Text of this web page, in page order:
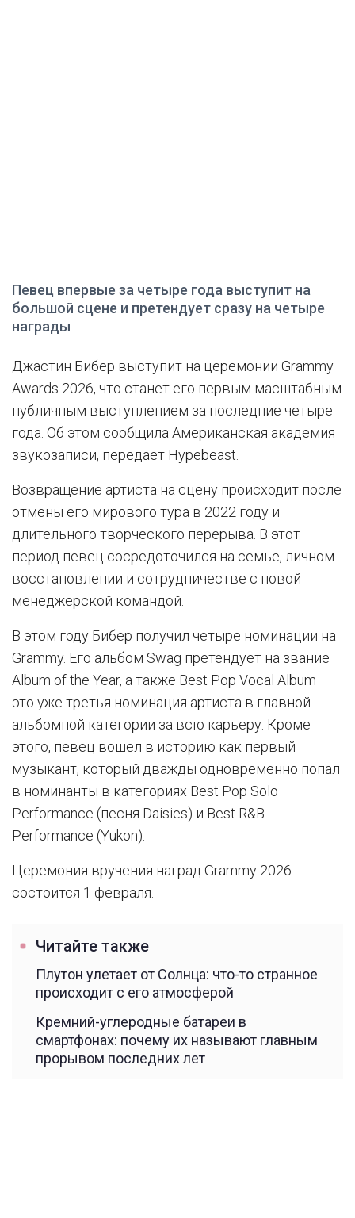
Певец впервые за четыре года выступит на
большой сцене и претендует сразу на четыре
награды
Джастин Бибер выступит на церемонии Grammy
Awards 2026, что станет его первым масштабным
публичным выступлением за последние четыре
года. Об этом сообщила Американская академия
звукозаписи, передает Hypebeast.
Возвращение артиста на сцену происходит после
отмены его мирового тура в 2022 году и
длительного творческого перерыва. В этот
период певец сосредоточился на семье, личном
восстановлении и сотрудничестве с новой
менеджерской командой.
В этом году Бибер получил четыре номинации на
Grammy. Его альбом Swag претендует на звание
Album of the Year, а также Best Pop Vocal Album —
это уже третья номинация артиста в главной
альбомной категории за всю карьеру. Кроме
этого, певец вошел в историю как первый
музыкант, который дважды одновременно попал
в номинанты в категориях Best Pop Solo
Performance (песня Daisies) и Best R&B
Performance (Yukon).
Церемония вручения наград Grammy 2026
состоится 1 февраля.
Читайте также
Плутон улетает от Солнца: что-то странное
происходит с его атмосферой
Кремний-углеродные батареи в
смартфонах: почему их называют главным
прорывом последних лет